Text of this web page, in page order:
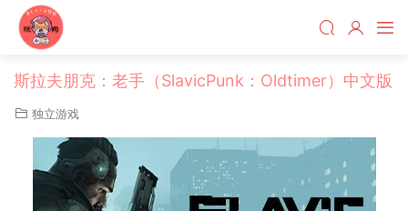
斯拉夫朋克：老手（SlavicPunk：Oldtimer）中文版
独立游戏